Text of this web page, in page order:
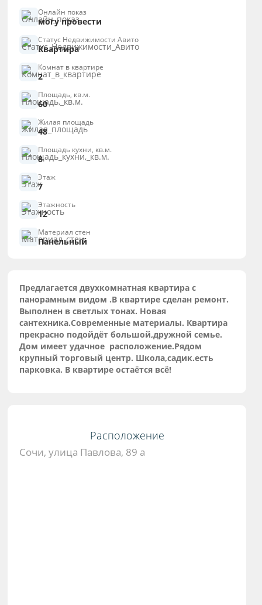
Онлайн показ
могу провести
Статус Недвижимости Авито
Квартира
Комнат в квартире
2
Площадь, кв.м.
60
Жилая площадь
48
Площадь кухни, кв.м.
8
Этаж
7
Этажность
12
Материал стен
Панельный
Предлагается двухкомнатная квартира с
панорамным видом .В квартире сделан ремонт.
Выполнен в светлых тонах. Новая
сантехника.Современные материалы. Квартира
прекрасно подойдёт большой,дружной семье.
Дом имеет удачное расположение.Рядом
крупный торговый центр. Школа,садик.есть
парковка. В квартире остаётся всё!
Расположение
Сочи, улица Павлова, 89 а